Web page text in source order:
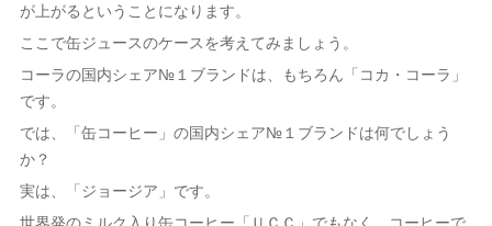
が上がるということになります。
ここで缶ジュースのケースを考えてみましょう。
コーラの国内シェア№１ブランドは、もちろん「コカ・コーラ」
です。
では、「缶コーヒー」の国内シェア№１ブランドは何でしょう
か？
実は、「ジョージア」です。
世界発のミルク入り缶コーヒー「ＵＣＣ」でもなく、コーヒーで